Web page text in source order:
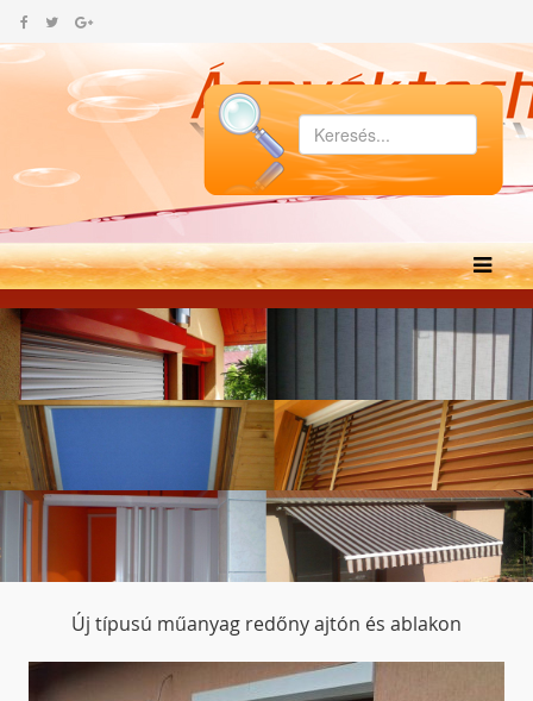
Új típusú műanyag redőny ajtón és ablakon